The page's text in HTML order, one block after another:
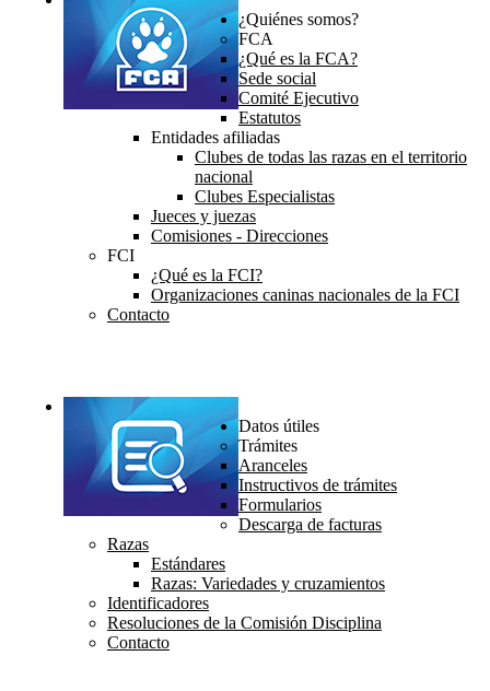
¿Quiénes somos?
FCA
¿Qué es la FCA?
Sede social
Comité Ejecutivo
Estatutos
Entidades afiliadas
Clubes de todas las razas en el territorio
nacional
Clubes Especialistas
Jueces y juezas
Comisiones - Direcciones
FCI
¿Qué es la FCI?
Organizaciones caninas nacionales de la FCI
Contacto
Datos útiles
Trámites
Aranceles
Instructivos de trámites
Formularios
Descarga de facturas
Razas
Estándares
Razas: Variedades y cruzamientos
Identificadores
Resoluciones de la Comisión Disciplina
Contacto